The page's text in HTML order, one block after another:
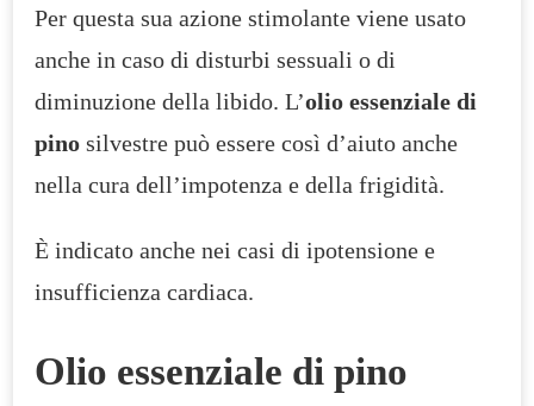
Per questa sua azione stimolante viene usato
anche in caso di disturbi sessuali o di
diminuzione della libido. L’olio essenziale di
pino silvestre può essere così d’aiuto anche
nella cura dell’impotenza e della frigidità.
È indicato anche nei casi di ipotensione e
insufficienza cardiaca.
Olio essenziale di pino